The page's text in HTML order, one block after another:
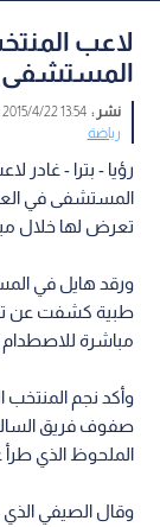
لاعب
المستشفى
نشر :13:54 2015/4/22
رياضة
رؤيا - بترا - غادر
المستشفى في
تعرض لها خلال
طبية كشفت عن
مباشرة
وأكد نجم
صفوف فريق
الملحوظ الذي
وقال الصيفي